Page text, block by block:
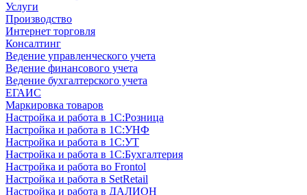
Услуги
Производство
Интернет торговля
Консалтинг
Ведение управленческого учета
Ведение финансового учета
Ведение бухгалтерского учета
ЕГАИС
Маркировка товаров
Настройка и работа в 1С:Розница
Настройка и работа в 1С:УНФ
Настройка и работа в 1С:УТ
Настройка и работа в 1С:Бухгалтерия
Настройка и работа во Frontol
Настройка и работа в SetRetail
Настройка и работа в ДАЛИОН